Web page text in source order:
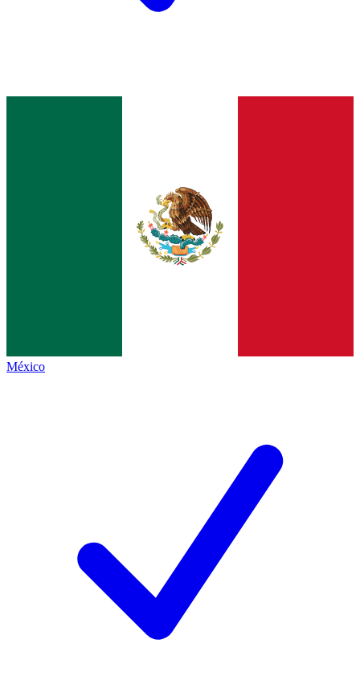
México